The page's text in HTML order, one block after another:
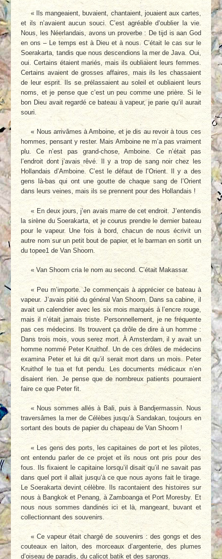
« Ils mangeaient, buvaient, chantaient, jouaient aux cartes,
et ils n’avaient aucun souci. C’est agréable d’oublier la vie.
Nous, les Néerlandais, avons un proverbe : De tijd is aan God
en ons – Le temps est à Dieu et à nous. C’était le cas sur le
Soerakarta, tandis que nous descendions la mer de Java. Oui,
oui. Certains étaient mariés, mais ils oubliaient leurs femmes.
Certains avaient de grosses affaires, mais ils les chassaient
de leur esprit. Ils se prélassaient au soleil et oubliaient leurs
noms, et je pense que c’est un peu comme une prière. Si le
bon Dieu avait regardé ce bateau à vapeur, je parie qu’il aurait
souri.
« Nous arrivâmes à Amboine, et je dis au revoir à tous ces
hommes, pensant y rester. Mais Amboine ne m’a pas vraiment
plu. Ce n’est pas grand-chose, Amboine. Ce n’était pas
l’endroit dont j’avais rêvé. Il y a trop de sang noir chez les
Hollandais d’Amboine. C’est le défaut de l’Orient. Il y a des
gens là-bas qui ont une goutte de chaque sang de l’Orient
dans leurs veines, mais ils se prennent pour des Hollandais !
« En deux jours, j’en avais marre de cet endroit. J’entendis
la sirène du Soerakarta, et je courus prendre le dernier bateau
pour le vapeur. Une fois à bord, chacun de nous écrivit un
autre nom sur un petit bout de papier, et le barman en sortit un
du topee1 de Van Shoorn.
« Van Shoorn cria le nom au second. C’était Makassar.
« Peu m’importe. Je commençais à apprécier ce bateau à
vapeur. J’avais pitié du général Van Shoorn. Dans sa cabine, il
avait un calendrier avec les six mois marqués à l’encre rouge,
mais il n’était jamais triste. Personnellement, je ne fréquente
pas ces médecins. Ils trouvent ça drôle de dire à un homme :
Dans trois mois, vous serez mort. À Amsterdam, il y avait un
homme nommé Peter Kruithof. Un de ces drôles de médecins
examina Peter et lui dit qu’il serait mort dans un mois. Peter
Kruithof le tua et fut pendu. Les documents médicaux n’en
disaient rien. Je pense que de nombreux patients pourraient
faire ce que Peter fit.
« Nous sommes allés à Bali, puis à Bandjermassin. Nous
traversâmes la mer de Célèbes jusqu’à Sandakan, toujours en
sortant des bouts de papier du chapeau de Van Shoorn !
« Les gens des ports, les capitaines de port et les pilotes,
ont entendu parler de ce projet et ils nous ont pris pour des
fous. Ils fixaient le capitaine lorsqu’il disait qu’il ne savait pas
dans quel port il allait jusqu’à ce que nous ayons fait le tirage.
Le Soerakarta devint célèbre. Ils racontaient des histoires sur
nous à Bangkok et Penang, à Zamboanga et Port Moresby. Et
nous nous sommes dandinés ici et là, mangeant, buvant et
collectionnant des souvenirs.
« Ce vapeur était chargé de souvenirs : des gongs et des
couteaux en laiton, des morceaux d’argenterie, des plumes
d’oiseau de paradis, du calicot batik et des sarongs.